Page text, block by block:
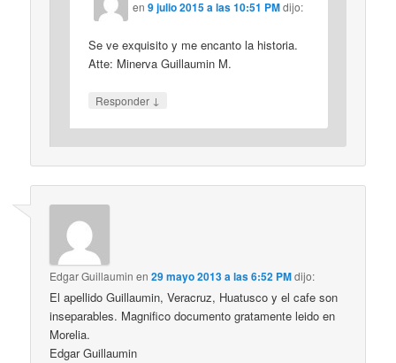
en9 julio 2015 a las 10:51 PM dijo:
Se ve exquisito y me encanto la historia.
Atte: Minerva Guillaumin M.
Responder ↓
Edgar Guillaumin en29 mayo 2013 a las 6:52 PMdijo:
El apellido Guillaumin, Veracruz, Huatusco y el cafe son
inseparables. Magnifico documento gratamente leido en
Morelia.
Edgar Guillaumin